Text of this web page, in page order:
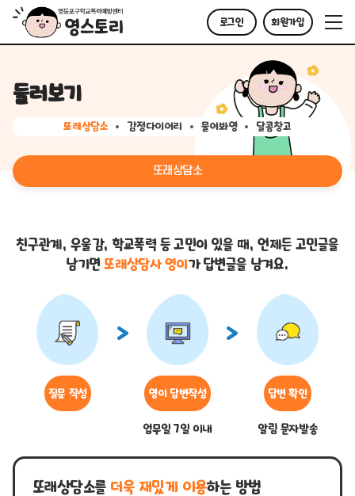
로그인 회원가입
둘러보기
또래상담소 감정다이어리 물어봐영 달콤창고
또래상담소
친구관계, 우울감, 학교폭력 등 고민이 있을 때,언제든 고민글을
남기면또래상담사 영이가 답변글을 남겨요.
질문 작성 영이 답변작성
업무일 7일 이내
답변 확인
알림 문자발송
또래상담소를 더욱 재밌게 이용하는 방법